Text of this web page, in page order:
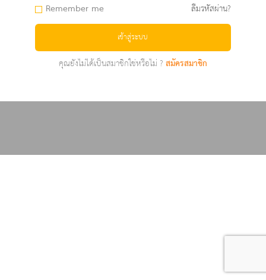
Remember me ลืมรหัสผ่าน?
เข้าสู่ระบบ
คุณยังไม่ได้เป็นสมาชิกใช่หรือไม่ ?สมัครสมาชิก